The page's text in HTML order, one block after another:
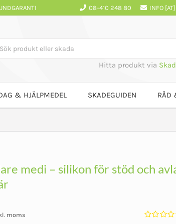
08-410 248 80 INFO
Hitta produkt via
& HJÄLPMEDEL SKADEGUIDEN RÅD
medi – silikon för stöd och
moms